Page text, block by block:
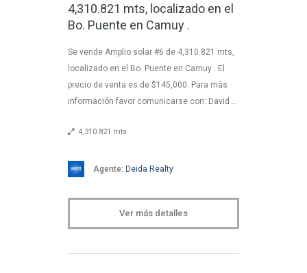
4,310.821 mts, localizado en el
Bo. Puente en Camuy .
Se vende Amplio solar #6 de 4,310.821 mts,
localizado en el Bo. Puente en Camuy . El
precio de venta es de $145,000. Para más
información favor comunicarse con: David …
4,310.821 mts
Agente: Deida Realty
Ver más detalles